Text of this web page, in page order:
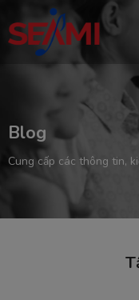
Blog
Cung cấp các thông tin,